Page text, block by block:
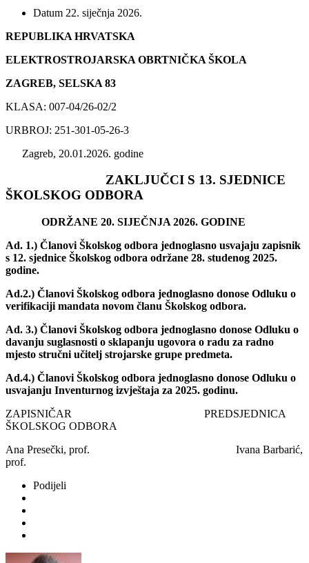
Datum 22. siječnja 2026.
REPUBLIKA HRVATSKA
ELEKTROSTROJARSKA OBRTNIČKA ŠKOLA
ZAGREB, SELSKA 83
KLASA: 007-04/26-02/2
URBROJ: 251-301-05-26-3
Zagreb, 20.01.2026. godine
ZAKLJUČCI S 13. SJEDNICE
ŠKOLSKOG ODBORA
ODRŽANE 20. SIJEČNJA 2026. GODINE
Ad. 1.) Članovi Školskog odbora jednoglasno usvajaju zapisnik
s 12. sjednice Školskog odbora održane 28. studenog 2025.
godine.
Ad.2.) Članovi Školskog odbora jednoglasno donose Odluku o
verifikaciji mandata novom članu Školskog odbora.
Ad. 3.) Članovi Školskog odbora jednoglasno donose Odluku o
davanju suglasnosti o sklapanju ugovora o radu za radno
mjesto stručni učitelj strojarske grupe predmeta.
Ad.4.) Članovi Školskog odbora jednoglasno donose Odluku o
usvajanju Inventurnog izvještaja za 2025. godinu.
ZAPISNIČAR PREDSJEDNICA
ŠKOLSKOG ODBORA
Ana Presečki, prof. Ivana Barbarić,
prof.
Podijeli